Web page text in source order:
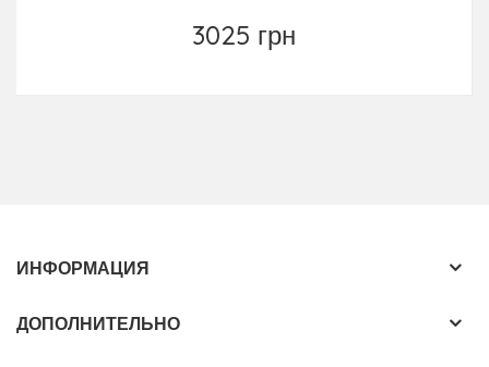
3025 грн
ИНФОРМАЦИЯ
ДОПОЛНИТЕЛЬНО